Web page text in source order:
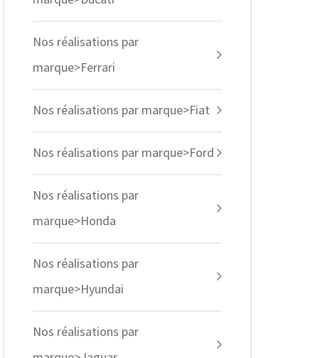
Nos réalisations par
marque>Ferrari
Nos réalisations par marque>Fiat
Nos réalisations par marque>Ford
Nos réalisations par
marque>Honda
Nos réalisations par
marque>Hyundai
Nos réalisations par